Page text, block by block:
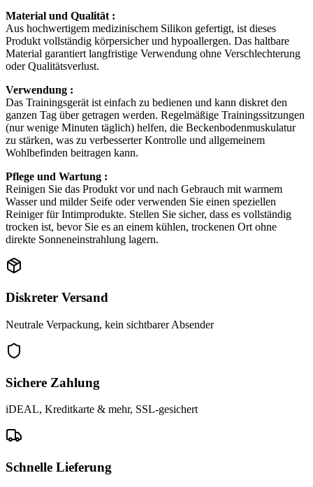
Material und Qualität :
Aus hochwertigem medizinischem Silikon gefertigt, ist dieses
Produkt vollständig körpersicher und hypoallergen. Das haltbare
Material garantiert langfristige Verwendung ohne Verschlechterung
oder Qualitätsverlust.
Verwendung :
Das Trainingsgerät ist einfach zu bedienen und kann diskret den
ganzen Tag über getragen werden. Regelmäßige Trainingssitzungen
(nur wenige Minuten täglich) helfen, die Beckenbodenmuskulatur
zu stärken, was zu verbesserter Kontrolle und allgemeinem
Wohlbefinden beitragen kann.
Pflege und Wartung :
Reinigen Sie das Produkt vor und nach Gebrauch mit warmem
Wasser und milder Seife oder verwenden Sie einen speziellen
Reiniger für Intimprodukte. Stellen Sie sicher, dass es vollständig
trocken ist, bevor Sie es an einem kühlen, trockenen Ort ohne
direkte Sonneneinstrahlung lagern.
Diskreter Versand
Neutrale Verpackung, kein sichtbarer Absender
Sichere Zahlung
iDEAL, Kreditkarte & mehr, SSL-gesichert
Schnelle Lieferung